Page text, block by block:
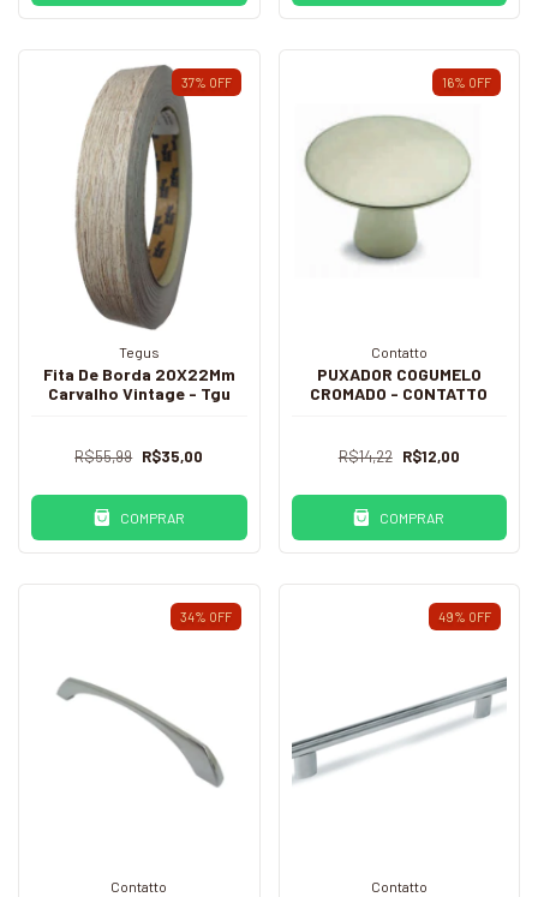
37% OFF
Tegus
Fita De Borda 20X22Mm
Carvalho Vintage - Tgu
R$55,99 R$35,00
COMPRAR
16% OFF
Contatto
PUXADOR COGUMELO
CROMADO - CONTATTO
R$14,22 R$12,00
COMPRAR
34% OFF
Contatto
49% OFF
Contatto